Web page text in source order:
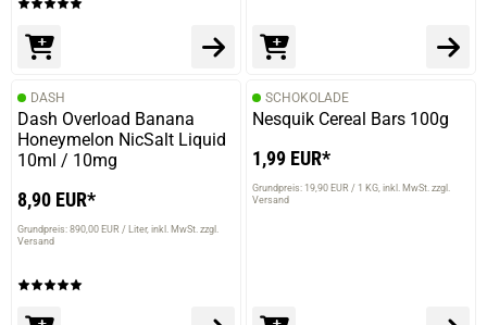
DASH
Dash Overload Banana
Honeymelon NicSalt Liquid
10ml / 10mg
8,90 EUR*
Grundpreis: 890,00 EUR / Liter inkl. MwSt. zzgl.
Versand
SCHOKOLADE
Nesquik Cereal Bars 100g
1,99 EUR*
Grundpreis: 19,90 EUR / 1 KG inkl. MwSt. zzgl.
Versand